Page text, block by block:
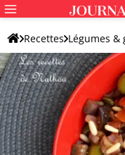
Recettes Légumes &
Autre mijoté de